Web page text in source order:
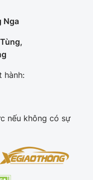
Nga
hành:
nếu không có sự